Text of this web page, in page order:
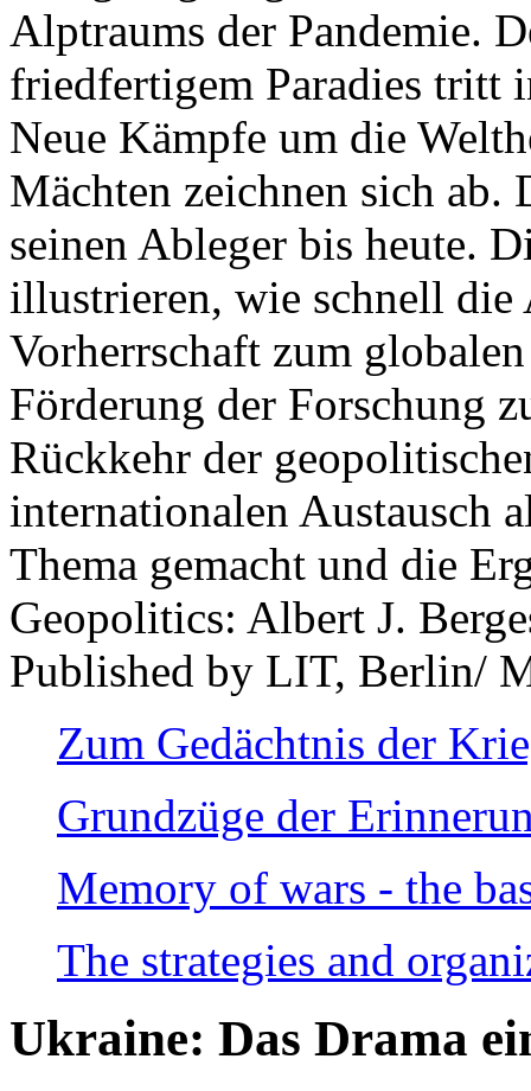
Alptraums der Pandemie.
friedfertigem Paradies tritt
Neue Kämpfe um die
Mächten zeichnen sich
seinen Ableger bis heute.
illustrieren, wie schnell die
Vorherrschaft zum
Förderung der Forschung
Rückkehr der
internationalen Austausch
Thema gemacht und die
Geopolitics: Albert J.
Published by LIT, Berlin/
Zum Gedächtnis der
Grundzüge der
Memory of wars - the
The strategies and
Ukraine: Das Drama